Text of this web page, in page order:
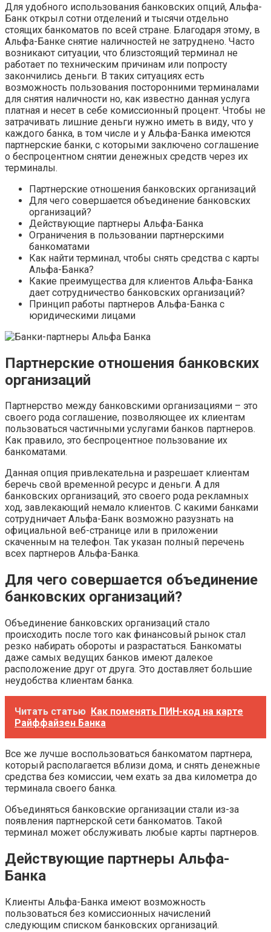
Для удобного использования банковских опций, Альфа-
Банк открыл сотни отделений и тысячи отдельно
стоящих банкоматов по всей стране. Благодаря этому, в
Альфа-Банке снятие наличностей не затруднено. Часто
возникают ситуации, что близстоящий терминал не
работает по техническим причинам или попросту
закончились деньги. В таких ситуациях есть
возможность пользования посторонними терминалами
для снятия наличности но, как известно данная услуга
платная и несет в себе комиссионный процент. Чтобы не
затрачивать лишние деньги нужно иметь в виду, что у
каждого банка, в том числе и у Альфа-Банка имеются
партнерские банки, с которыми заключено соглашение
о беспроцентном снятии денежных средств через их
терминалы.
Партнерские отношения банковских организаций
Для чего совершается объединение банковских
организаций?
Действующие партнеры Альфа-Банка
Ограничения в пользовании партнерскими
банкоматами
Как найти терминал, чтобы снять средства с карты
Альфа-Банка?
Какие преимущества для клиентов Альфа-Банка
дает сотрудничество банковских организаций?
Принцип работы партнеров Альфа-Банка с
юридическими лицами
Партнерские отношения банковских
организаций
Партнерство между банковскими организациями – это
своего рода соглашение, позволяющее их клиентам
пользоваться частичными услугами банков партнеров.
Как правило, это беспроцентное пользование их
банкоматами.
Данная опция привлекательна и разрешает клиентам
беречь свой временной ресурс и деньги. А для
банковских организаций, это своего рода рекламных
ход, завлекающий немало клиентов. С какими банками
сотрудничает Альфа-Банк возможно разузнать на
официальной веб-странице или в приложении
скаченным на телефон. Так указан полный перечень
всех партнеров Альфа-Банка.
Для чего совершается объединение
банковских организаций?
Объединение банковских организаций стало
происходить после того как финансовый рынок стал
резко набирать обороты и разрастаться. Банкоматы
даже самых ведущих банков имеют далекое
расположение друг от друга. Это доставляет большие
неудобства клиентам банка.
Читать статью Как поменять ПИН-код на карте
Райффайзен Банка
Все же лучше воспользоваться банкоматом партнера,
который располагается вблизи дома, и снять денежные
средства без комиссии, чем ехать за два километра до
терминала своего банка.
Объединяться банковские организации стали из-за
появления партнерской сети банкоматов. Такой
терминал может обслуживать любые карты партнеров.
Действующие партнеры Альфа-
Банка
Клиенты Альфа-Банка имеют возможность
пользоваться без комиссионных начислений
следующим списком банковских организаций.